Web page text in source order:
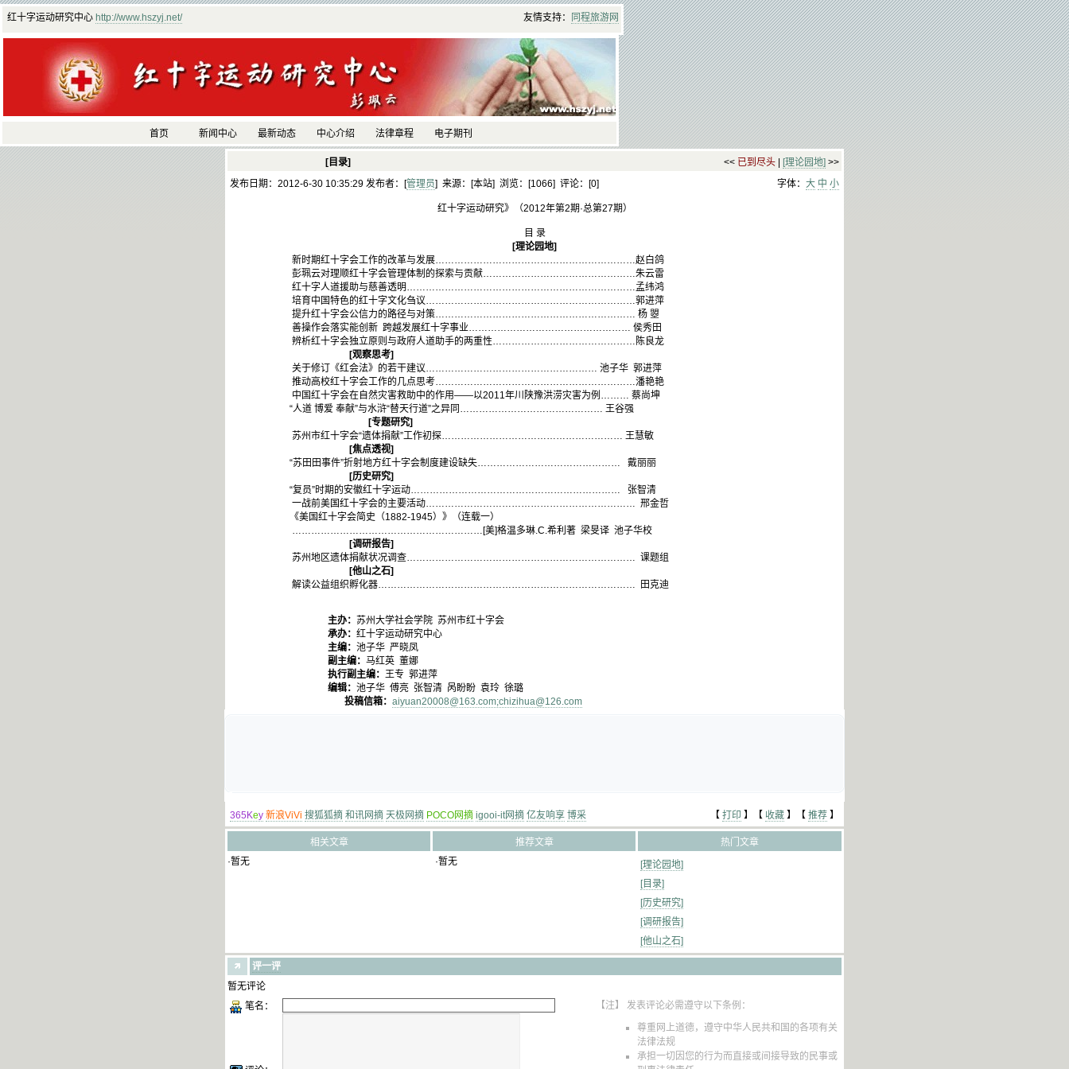
红十字运动研究中心 http://www.hszyj.net/ 友情支持： 同程旅游网
首页 新闻中心 最新动态 中心介绍 法律章程 电子期刊
[目录] << 已到尽头 [理论园地] >>
发布日期：2012-6-30 10:35:29 发布者：[管理员] 来源：[本站] 浏览：[1066] 评论：[0] 字体： 大 中 小
红十字运动研究》（2012年第2期·总第27期）
目 录
[理论园地]
新时期红十字会工作的改革与发展………………………………………………………赵白鸽
彭珮云对理顺红十字会管理体制的探索与贡献…………………………………………朱云雷
红十字人道援助与慈善透明………………………………………………………………孟纬鸿
培育中国特色的红十字文化刍议…………………………………………………………郭进萍
提升红十字会公信力的路径与对策……………………………………………………… 杨 曌
善操作会落实能创新 跨越发展红十字事业…………………………………………… 侯秀田
辨析红十字会独立原则与政府人道助手的两重性………………………………………陈良龙
[观察思考]
关于修订《红会法》的若干建议……………………………………………… 池子华 郭进萍
推动高校红十字会工作的几点思考………………………………………………………潘艳艳
中国红十字会在自然灾害救助中的作用——以2011年川陕豫洪涝灾害为例……… 蔡尚坤
“人道 博爱 奉献”与水浒“替天行道”之异同……………………………………… 王谷强
[专题研究]
苏州市红十字会“遗体捐献”工作初探………………………………………………… 王慧敏
[焦点透视]
“苏田田事件”折射地方红十字会制度建设缺失……………………………………… 戴丽丽
[历史研究]
“复员”时期的安徽红十字运动………………………………………………………… 张智清
一战前美国红十字会的主要活动………………………………………………………… 邢金哲
《美国红十字会简史（1882-1945）》（连载一）
……………………………………………………[美]格温多琳.C.希利著 梁旻译 池子华校
[调研报告]
苏州地区遗体捐献状况调查……………………………………………………………… 课题组
[他山之石]
解读公益组织孵化器……………………………………………………………………… 田克迪
主办： 苏州大学社会学院 苏州市红十字会
承办： 红十字运动研究中心
主编： 池子华 严晓凤
副主编： 马红英 董娜
执行副主编： 王专 郭进萍
编辑： 池子华 傅亮 张智清 呙盼盼 袁玲 徐璐
投稿信箱： aiyuan20008@163.com;chizihua@126.com
365Key 新浪ViVi 搜狐狐摘 和讯网摘 天极网摘 POCO网摘 igooi-it网摘 亿友响享 博采 【 打印 】【 收藏 】【 推荐 】
相关文章 推荐文章
热门文章
·暂无
·暂无
[理论园地]
[目录]
[历史研究]
[调研报告]
[他山之石]
评一评
暂无评论
笔名：
【注】 发表评论必需遵守以下条例：
尊重网上道德，遵守中华人民共和国的各项有关
法律法规
承担一切因您的行为而直接或间接导致的民事或